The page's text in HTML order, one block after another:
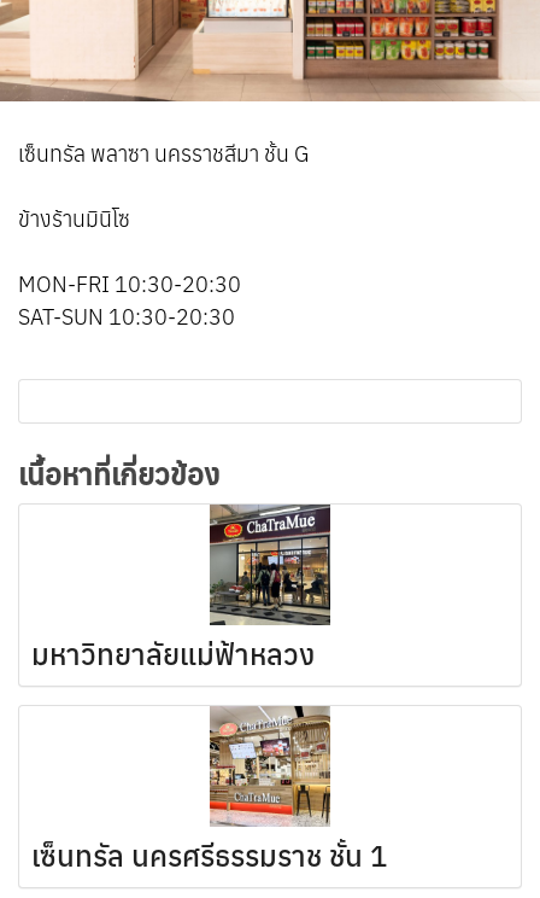
เซ็นทรัล พลาซา นครราชสีมา ชั้น G
ข้างร้านมินิโซ
MON-FRI 10:30-20:30
SAT-SUN 10:30-20:30
เนื้อหาที่เกี่ยวข้อง
มหาวิทยาลัยแม่ฟ้าหลวง
เซ็นทรัล นครศรีธรรมราช ชั้น 1